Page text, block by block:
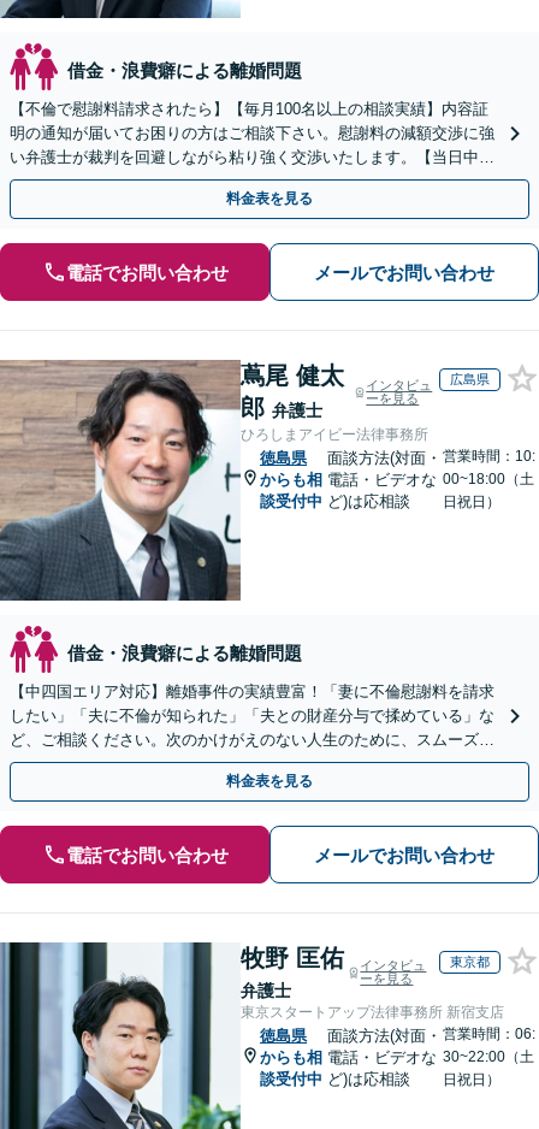
借金・浪費癖による離婚問題
【不倫で慰謝料請求されたら】【毎月100名以上の相談実績】内容証
明の通知が届いてお困りの方はご相談下さい。慰謝料の減額交渉に強
い弁護士が裁判を回避しながら粘り強く交渉いたします。【当日中の
相談可(予約制)】【全国対応】
料金表を見る
電話でお問い合わせ メールでお問い合わせ
蔦尾 健太
郎 弁護士
インタビュ
ーを見る
広島県
ひろしまアイビー法律事務所
徳島県
からも相
談受付中
面談方法(対面・
電話・ビデオな
ど)は応相談
営業時間：10:
00~18:00（土
日祝日）
借金・浪費癖による離婚問題
【中四国エリア対応】離婚事件の実績豊富！「妻に不倫慰謝料を請求
したい」「夫に不倫が知られた」「夫との財産分与で揉めている」な
ど、ご相談ください。次のかけがえのない人生のために、スムーズ解
決を目指します【休日・夜間対応】【弁護士歴15年以上】
料金表を見る
電話でお問い合わせ メールでお問い合わせ
牧野 匡佑
弁護士
インタビュ
ーを見る
東京都
東京スタートアップ法律事務所 新宿支店
徳島県
からも相
談受付中
面談方法(対面・
電話・ビデオな
ど)は応相談
営業時間：06:
30~22:00（土
日祝日）